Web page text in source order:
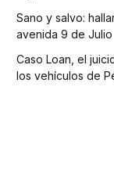
Sano y salvo:
avenida 9 de Julio
Caso Loan, el
los vehículos de